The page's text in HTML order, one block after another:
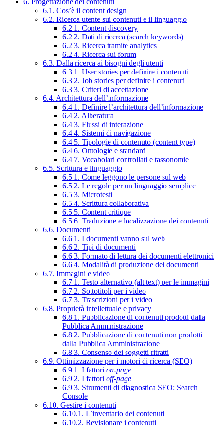
6.1. Cos’è il content design
6.2. Ricerca utente sui contenuti e il linguaggio
6.2.1. Content discovery
6.2.2. Dati di ricerca (search keywords)
6.2.3. Ricerca tramite analytics
6.2.4. Ricerca sui forum
6.3. Dalla ricerca ai bisogni degli utenti
6.3.1. User stories per definire i contenuti
6.3.2. Job stories per definire i contenuti
6.3.3. Criteri di accettazione
6.4. Architettura dell’informazione
6.4.1. Definire l’architettura dell’informazione
6.4.2. Alberatura
6.4.3. Flussi di interazione
6.4.4. Sistemi di navigazione
6.4.5. Tipologie di contenuto (content type)
6.4.6. Ontologie e standard
6.4.7. Vocabolari controllati e tassonomie
6.5. Scrittura e linguaggio
6.5.1. Come leggono le persone sul web
6.5.2. Le regole per un linguaggio semplice
6.5.3. Microtesti
6.5.4. Scrittura collaborativa
6.5.5. Content critique
6.5.6. Traduzione e localizzazione dei contenuti
6.6. Documenti
6.6.1. I documenti vanno sul web
6.6.2. Tipi di documenti
6.6.3. Formato di lettura dei documenti elettronici
6.6.4. Modalità di produzione dei documenti
6.7. Immagini e video
6.7.1. Testo alternativo (alt text) per le immagini
6.7.2. Sottotitoli per i video
6.7.3. Trascrizioni per i video
6.8. Proprietà intellettuale e privacy
6.8.1. Pubblicazione di contenuti prodotti dalla
Pubblica Amministrazione
6.8.2. Pubblicazione di contenuti non prodotti
dalla Pubblica Amministrazione
6.8.3. Consenso dei soggetti ritratti
6.9. Ottimizzazione per i motori di ricerca (SEO)
6.9.1. I fattori on-page
6.9.2. I fattori off-page
6.9.3. Strumenti di diagnostica SEO: Search
Console
6.10. Gestire i contenuti
6.10.1. L’inventario dei contenuti
6.10.2. Revisionare i contenuti